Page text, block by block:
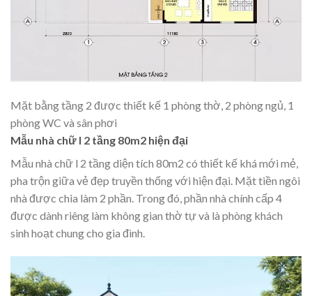
Mặt bằng tầng 2 được thiết kế 1 phòng thờ, 2 phòng ngủ, 1
phòng WC và sân phơi
Mẫu nhà chữ l 2 tầng 80m2 hiện đại
Mẫu nhà chữ l 2 tầng diện tích 80m2 có thiết kế khá mới mẻ,
pha trộn giữa vẻ đẹp truyền thống với hiện đại. Mặt tiền ngôi
nhà được chia làm 2 phần. Trong đó, phần nhà chính cấp 4
được dành riêng làm không gian thờ tự và là phòng khách
sinh hoạt chung cho gia đình.